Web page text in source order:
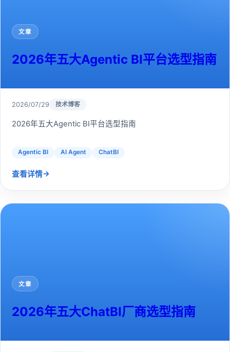
文章
2026年五大Agentic BI平台选型指南
2026/07/29 技术博客
2026年五大Agentic BI平台选型指南
Agentic BI AI Agent ChatBI
查看详情→
文章
2026年五大ChatBI厂商选型指南